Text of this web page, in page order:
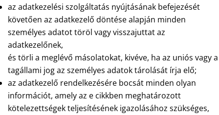
az adatkezelési szolgáltatás nyújtásának befejezését
követően az adatkezelő döntése alapján minden
személyes adatot töröl vagy visszajuttat az
adatkezelőnek,
és törli a meglévő másolatokat, kivéve, ha az uniós vagy a
tagállami jog az személyes adatok tárolását írja elő;
az adatkezelő rendelkezésére bocsát minden olyan
információt, amely az e cikkben meghatározott
kötelezettségek teljesítésének igazolásához szükséges,